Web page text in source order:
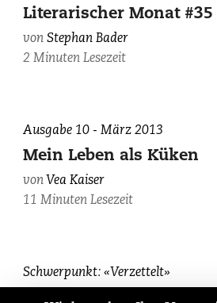
Library
Congress,
Division
LC-
DIG-
jpd-
Literarischer Monat #35
vonStephan Bader
2 Minuten Lesezeit
Vea
photographiert
von
Michael
Ausgabe 10 - März 2013
Mein Leben als Küken
von Vea Kaiser
11 Minuten Lesezeit
Nora
Gomringer,
Schwerpunkt: «Verzettelt»
Die Verwandlung